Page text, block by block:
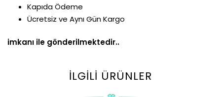
Kapıda Ödeme
Ücretsiz ve Aynı Gün Kargo
imkanı ile gönderilmektedir..
İLGILI ÜRÜNLER